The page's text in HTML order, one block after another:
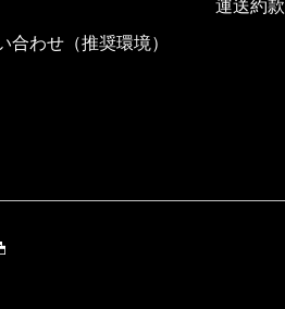
合わせ（推奨環境）
運送約款